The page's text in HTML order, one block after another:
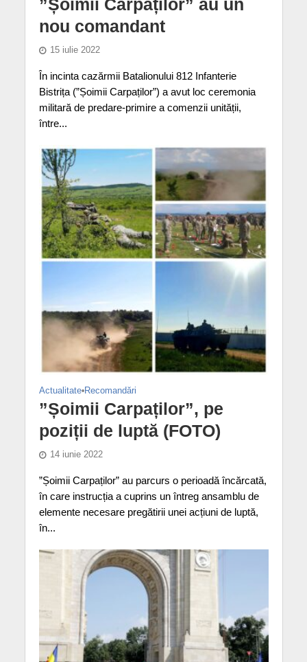
nou comandant
15 iulie 2022
În incinta cazărmii Batalionului 812 Infanterie
Bistrița (”Șoimii Carpaților”) a avut loc ceremonia
militară de predare-primire a comenzii unității,
între...
Actualitate•Recomandări
”Șoimii Carpaților”, pe
poziții de luptă (FOTO)
14 iunie 2022
”Șoimii Carpaților” au parcurs o perioadă încărcată,
în care instrucția a cuprins un întreg ansamblu de
elemente necesare pregătirii unei acțiuni de luptă,
în...